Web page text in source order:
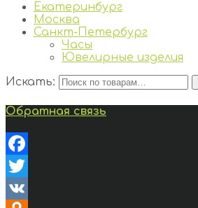
Екатеринбург
Москва
Санкт-Петербург
Часы
Ювелирные изделия
Искать:
Обратная связь
Facebook
Twitter